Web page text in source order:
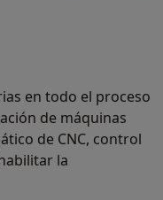
en todo el proceso
de máquinas
de CNC, control
la